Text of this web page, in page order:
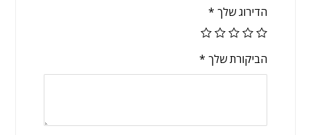
הדירוג שלך *
הביקורת שלך *